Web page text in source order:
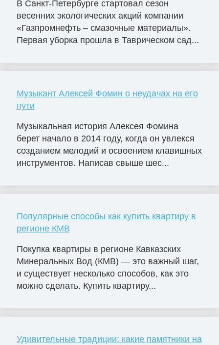
В Санкт-Петербурге стартовал сезон
весенних экологических акций компании
«Газпромнефть – смазочные материалы».
Первая уборка прошла в Таврическом сад...
Музыкант Алексей Фомин о неудачах на его
пути
Музыкальная история Алексея Фомина
берет начало в 2014 году, когда он увлекся
созданием мелодий и освоением клавишных
инструментов. Написав свыше шес...
Популярные способы как купить квартиру в
регионе КМВ
Покупка квартиры в регионе Кавказских
Минеральных Вод (КМВ) — это важный шаг,
и существует несколько способов, как это
можно сделать. Купить квартиру...
Удивительные традиции: какие памятники на